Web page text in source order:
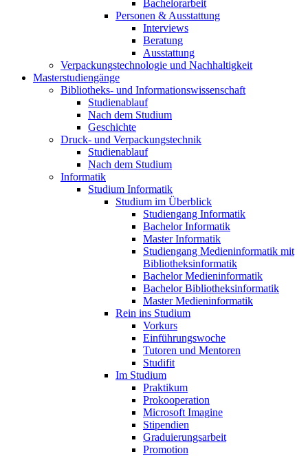
Bachelorarbeit
Personen & Ausstattung
Interviews
Beratung
Ausstattung
Verpackungstechnologie und Nachhaltigkeit
Masterstudiengänge
Bibliotheks- und Informationswissenschaft
Studienablauf
Nach dem Studium
Geschichte
Druck- und Verpackungstechnik
Studienablauf
Nach dem Studium
Informatik
Studium Informatik
Studium im Überblick
Studiengang Informatik
Bachelor Informatik
Master Informatik
Studiengang Medieninformatik mit
Bibliotheksinformatik
Bachelor Medieninformatik
Bachelor Bibliotheksinformatik
Master Medieninformatik
Rein ins Studium
Vorkurs
Einführungswoche
Tutoren und Mentoren
Studifit
Im Studium
Praktikum
Prokooperation
Microsoft Imagine
Stipendien
Graduierungsarbeit
Promotion